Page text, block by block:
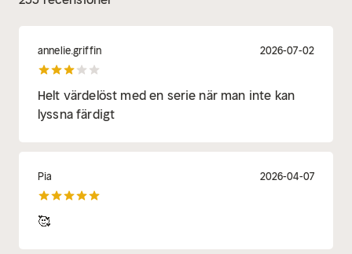
annelie.griffin 2026-07-02
Helt värdelöst med en serie när man inte kan
lyssna färdigt
Pia 2026-04-07
🥰